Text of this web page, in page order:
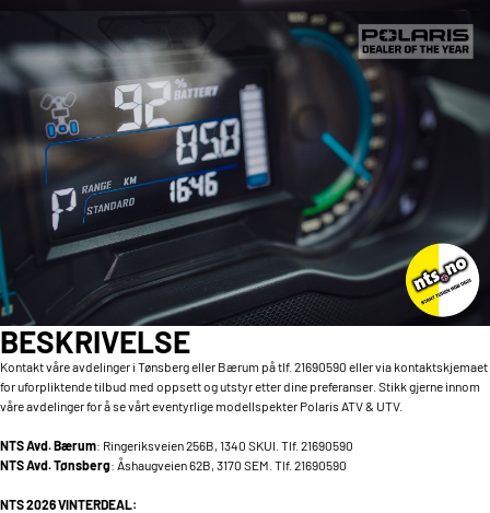
BESKRIVELSE
Kontakt våre avdelinger i Tønsberg eller Bærum på tlf. 21690590 eller via kontaktskjemaet
for uforpliktende tilbud med oppsett og utstyr etter dine preferanser. Stikk gjerne innom
våre avdelinger for å se vårt eventyrlige modellspekter Polaris ATV & UTV.
NTS Avd. Bærum: Ringeriksveien 256B, 1340 SKUI. Tlf. 21690590
NTS Avd. Tønsberg: Åshaugveien 62B, 3170 SEM. Tlf. 21690590
NTS 2026 VINTERDEAL: